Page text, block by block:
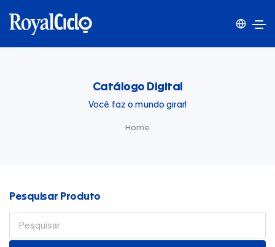
Catálogo Digital
Você faz o mundo girar!
Home
Pesquisar Produto